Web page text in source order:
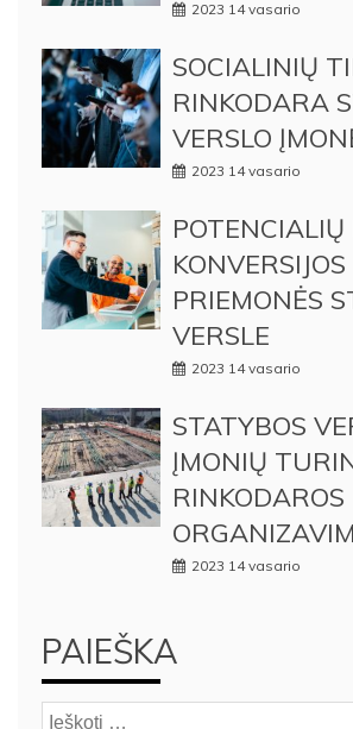
2023 14 vasario
SOCIALINIŲ
RINKODARA
VERSLO
2023 14 vasario
KONVERSIJOS
PRIEMONĖS
VERSLE
2023 14 vasario
STATYBOS
ĮMONIŲ
RINKODAROS
2023 14 vasario
PAIEŠKA
Ieškoti: